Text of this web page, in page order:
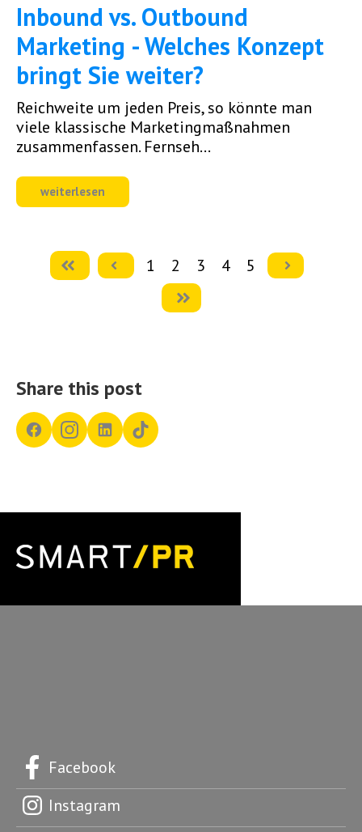
Inbound vs. Outbound
Marketing - Welches Konzept
bringt Sie weiter?
Reichweite um jeden Preis, so könnte man
viele klassische Marketingmaßnahmen
zusammenfassen. Fernseh...
weiterlesen
Erste Zurück
1 2 3 4 5
Weiter
Letzte
Share this post
Facebook
Instagram